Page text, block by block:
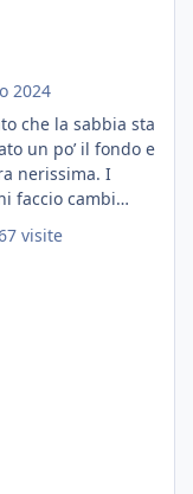
2024
che la sabbia sta
un po’ il fondo e
nerissima. I
faccio cambi
sono
visite